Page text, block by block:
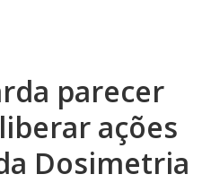
parecer
ações
Dosimetria